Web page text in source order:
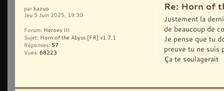
Re: Horn of
Justement la
de beaucoup de
Je pense que tu
preuve tu ne suis
Ça te soulagerait
par kazuo
Jeu 5 Juin 2025, 19:30
Forum: Heroes III
Sujet: Horn of the Abyss [FR] v1.7.1
Réponses: 57
Vues: 68223